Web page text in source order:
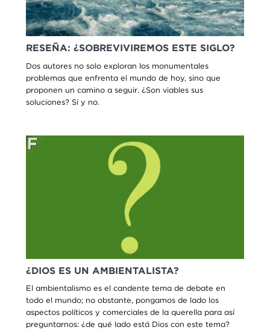
RESEÑA: ¿SOBREVIVIREMOS ESTE SIGLO?
Dos autores no solo exploran los monumentales
problemas que enfrenta el mundo de hoy, sino que
proponen un camino a seguir. ¿Son viables sus
soluciones? Sí y no.
¿DIOS ES UN AMBIENTALISTA?
El ambientalismo es el candente tema de debate en
todo el mundo; no obstante, pongamos de lado los
aspectos políticos y comerciales de la querella para así
preguntarnos: ¿de qué lado está Dios con este tema?